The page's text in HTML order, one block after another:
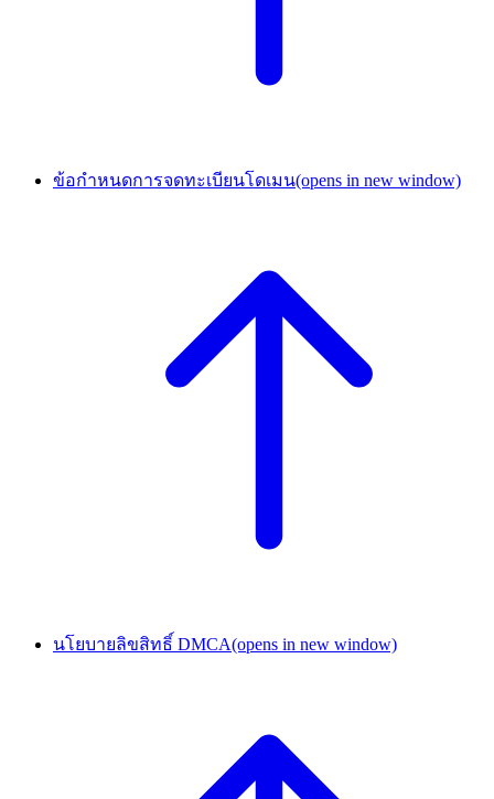
ข้อกำหนดการจดทะเบียนโดเมน(opens in new window)
นโยบายลิขสิทธิ์ DMCA(opens in new window)